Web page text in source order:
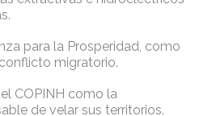
para la Prosperidad, como
migratorio.
COPINH como la
de velar sus territorios.